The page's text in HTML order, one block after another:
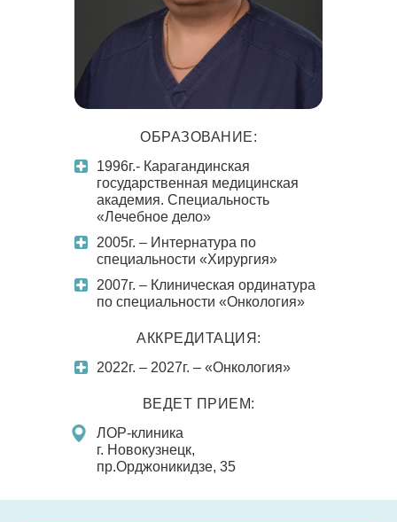
ОБРАЗОВАНИЕ:
1996г.- Карагандинская
государственная медицинская
академия. Специальность
«Лечебное дело»
2005г. – Интернатура по
специальности «Хирургия»
2007г. – Клиническая ординатура
по специальности «Онкология»
АККРЕДИТАЦИЯ:
2022г. – 2027г. – «Онкология»
ВЕДЕТ ПРИЕМ:
ЛОР-клиника
г. Новокузнецк,
пр.Орджоникидзе, 35